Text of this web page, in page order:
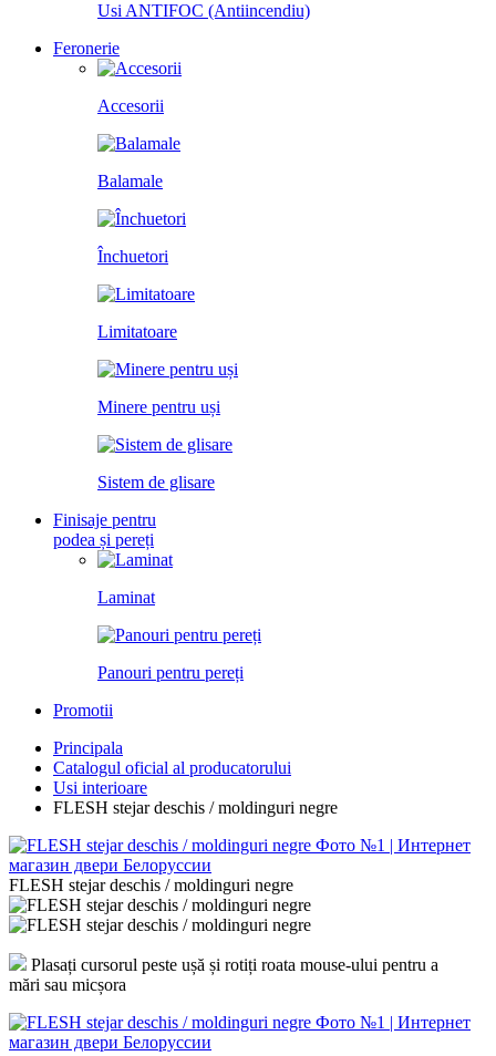
Usi ANTIFOC (Antiincendiu)
Feronerie
Accesorii
Balamale
Închuetori
Limitatoare
Minere pentru uși
Sistem de glisare
Finisaje pentru
podea și pereți
Laminat
Panouri pentru pereți
Promotii
Principala
Catalogul oficial al producatorului
Usi interioare
FLESH stejar deschis / moldinguri negre
FLESH stejar deschis / moldinguri negre
Plasați cursorul peste ușă și rotiți roata mouse-ului pentru a
mări sau micșora